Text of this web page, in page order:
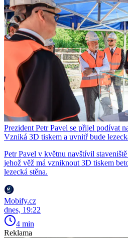
Prezident Petr Pavel se přijel podívat
Vzniká 3D tiskem a uvnitř bude
Petr Pavel v květnu navštívil
jehož věž má vzniknout 3D tiskem
lezecká stěna.
Mobify.cz
dnes, 19:22
4 min
Reklama